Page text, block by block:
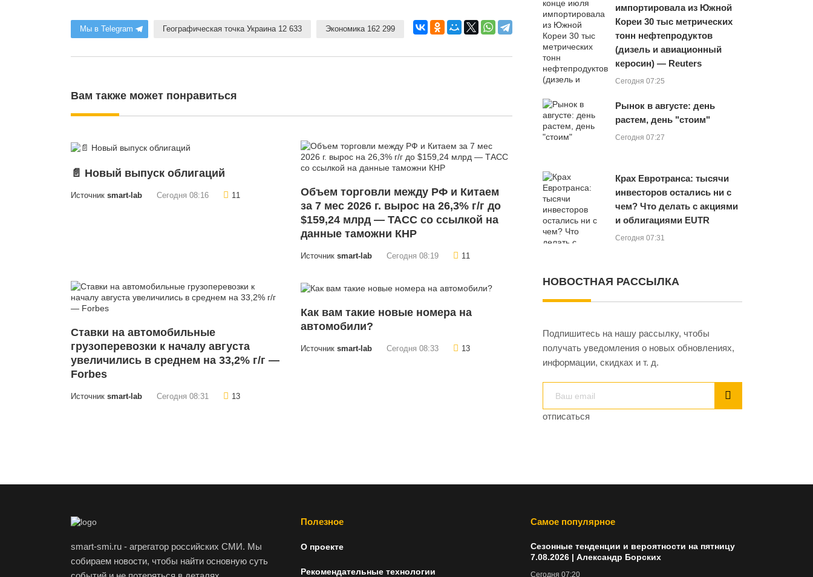
Мы в Telegram Географическая точка Украина 12 633 Экономика 162 299
Вам также может понравиться
📄 Новый выпуск облигаций
Источник smart-lab Сегодня 08:16 11
Объем торговли между РФ и Китаем
за 7 мес 2026 г. вырос на 26,3% г/г до
$159,24 млрд — ТАСС со ссылкой на
данные таможни КНР
Источник smart-lab Сегодня 08:19 11
Cтавки на автомобильные
грузоперевозки к началу августа
увеличились в среднем на 33,2% г/г —
Forbes
Источник smart-lab Сегодня 08:31 13
Как вам такие новые номера на
автомобили?
Источник smart-lab Сегодня 08:33 13
импортировала из Южной
Кореи 30 тыс метрических
тонн нефтепродуктов
(дизель и авиационный
керосин) — Reuters
Сегодня 07:25
Рынок в августе: день
растем, день "стоим"
Сегодня 07:27
Крах Евротранса: тысячи
инвесторов остались ни с
чем? Что делать с акциями
и облигациями EUTR
Сегодня 07:31
НОВОСТНАЯ РАССЫЛКА
Подпишитесь на нашу рассылку, чтобы
получать уведомления о новых обновлениях,
информации, скидках и т. д.
отписаться
smart-smi.ru - агрегатор российских СМИ. Мы
собираем новости, чтобы найти основную суть
Полезное
О проекте
Рекомендательные технологии
Самое популярное
Сезонные тенденции и вероятности на пятницу
7.08.2026 | Александр Борских
Сегодня 07:20